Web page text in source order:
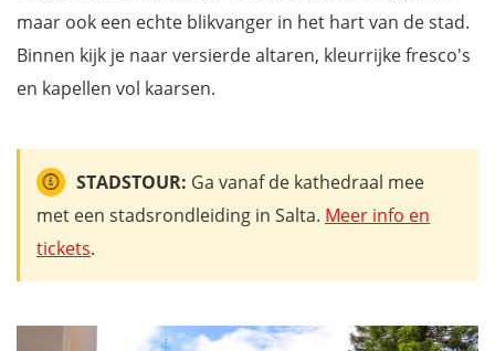
maar ook een echte blikvanger in het hart van de stad.
Binnen kijk je naar versierde altaren, kleurrijke fresco's
en kapellen vol kaarsen.
STADSTOUR: Ga vanaf de kathedraal mee
met een stadsrondleiding in Salta. Meer info en
tickets.